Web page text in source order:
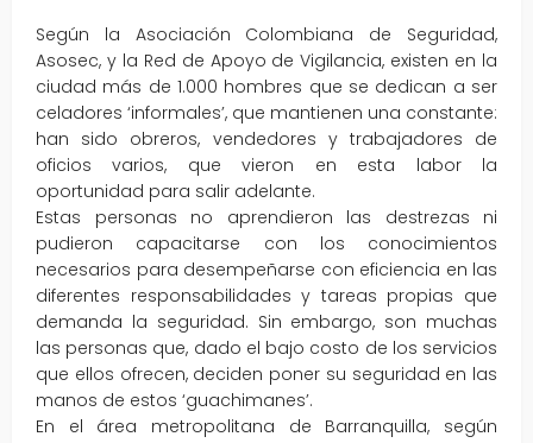
Según la Asociación Colombiana de Seguridad,
Asosec, y la Red de Apoyo de Vigilancia, existen en la
ciudad más de 1.000 hombres que se dedican a ser
celadores ‘informales’, que mantienen una constante:
han sido obreros, vendedores y trabajadores de
oficios varios, que vieron en esta labor la
oportunidad para salir adelante.
Estas personas no aprendieron las destrezas ni
pudieron capacitarse con los conocimientos
necesarios para desempeñarse con eficiencia en las
diferentes responsabilidades y tareas propias que
demanda la seguridad. Sin embargo, son muchas
las personas que, dado el bajo costo de los servicios
que ellos ofrecen, deciden poner su seguridad en las
manos de estos ‘guachimanes’.
En el área metropolitana de Barranquilla, según